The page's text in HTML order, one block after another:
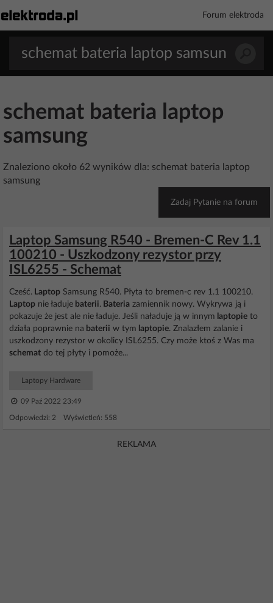
Forum elektroda
schemat bateria laptop
samsung
Znaleziono około 62 wyników dla: schemat bateria laptop
samsung
Zadaj Pytanie na forum
Laptop Samsung R540 - Bremen-C Rev 1.1
100210 - Uszkodzony rezystor przy
ISL6255 - Schemat
Cześć. Laptop Samsung R540. Płyta to bremen-c rev 1.1 100210.
Laptop nie ładuje baterii. Bateria zamiennik nowy. Wykrywa ją i
pokazuje że jest ale nie ładuje. Jeśli naładuje ją w innym laptopie to
działa poprawnie na baterii w tym laptopie. Znalazłem zalanie i
uszkodzony rezystor w okolicy ISL6255. Czy może ktoś z Was ma
schemat do tej płyty i pomoże...
Laptopy Hardware
09 Paź 2022 23:49
Odpowiedzi: 2 Wyświetleń: 558
REKLAMA